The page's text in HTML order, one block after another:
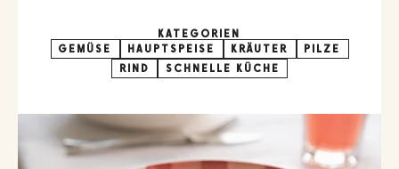
KATEGORIEN
GEMÜSE
HAUPTSPEISE KRÄUTER
PILZE
RIND
SCHNELLE KÜCHE